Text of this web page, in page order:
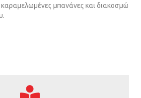
καραμελωμένες μπανάνες και διακοσμώ